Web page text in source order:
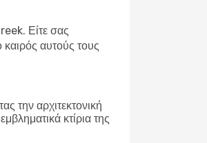
Είτε σας
αυτούς τους
την αρχιτεκτονική
κτίρια της